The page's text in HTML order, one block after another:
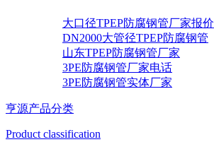
大口径TPEP防腐钢管厂家报价
DN2000大管径TPEP防腐钢管
山东TPEP防腐钢管厂家
3PE防腐钢管厂家电话
3PE防腐钢管实体厂家
亨源产品分类
Product classification